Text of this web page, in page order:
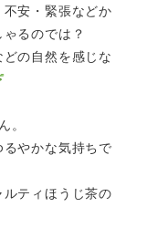
安・緊張などか
るのでは？
の自然を感じな
。
るやかな気持ちで
ティほうじ茶の